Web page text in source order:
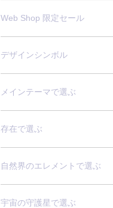
Web Shop 限定セール
デザインシンボル
メインテーマで選ぶ
存在で選ぶ
自然界のエレメントで選ぶ
宇宙の守護星で選ぶ